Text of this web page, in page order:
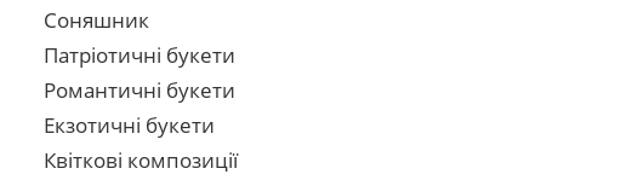
Соняшник
Патріотичні букети
Романтичні букети
Екзотичні букети
Квіткові композиції